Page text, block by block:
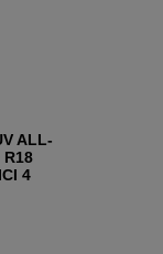
ALL-
R18
4